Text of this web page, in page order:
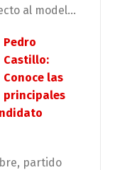
al model...
Pedro
Castillo:
Conoce las
principales
partido